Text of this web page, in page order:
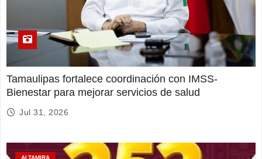
Tamaulipas fortalece coordinación con IMSS-
Bienestar para mejorar servicios de salud
Jul 31, 2026
ALTAMIRA